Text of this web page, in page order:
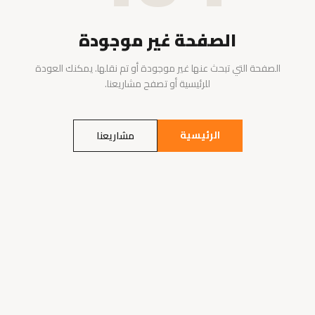
الصفحة غير موجودة
الصفحة التي تبحث عنها غير موجودة أو تم نقلها. يمكنك العودة
للرئيسية أو تصفح مشاريعنا.
الرئيسية مشاريعنا